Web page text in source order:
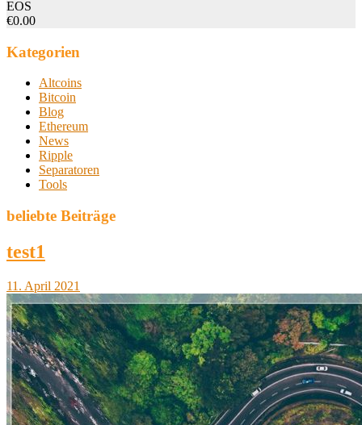
EOS
€0.00
Kategorien
Altcoins
Bitcoin
Blog
Ethereum
News
Ripple
Separatoren
Tools
beliebte Beiträge
test1
11. April 2021